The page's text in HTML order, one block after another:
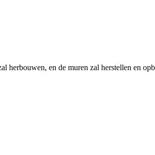
en de muren zal herstellen en